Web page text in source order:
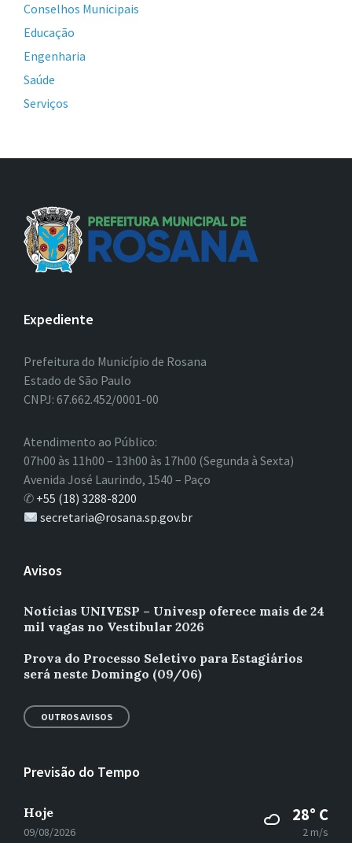
Conselhos Municipais
Educação
Engenharia
Saúde
Serviços
Expediente
Prefeitura do Município de Rosana
Estado de São Paulo
CNPJ: 67.662.452/0001-00
Atendimento ao Público:
07h00 às 11h00 – 13h00 às 17h00 (Segunda à Sexta)
Avenida José Laurindo, 1540 – Paço
✆ +55 (18) 3288-8200
secretaria@rosana.sp.gov.br
Avisos
Notícias UNIVESP – Univesp oferece mais de 24
mil vagas no Vestibular 2026
Prova do Processo Seletivo para Estagiários
será neste Domingo (09/06)
OUTROS AVISOS
Previsão do Tempo
Hoje
09/08/2026
28° C
2 m/s